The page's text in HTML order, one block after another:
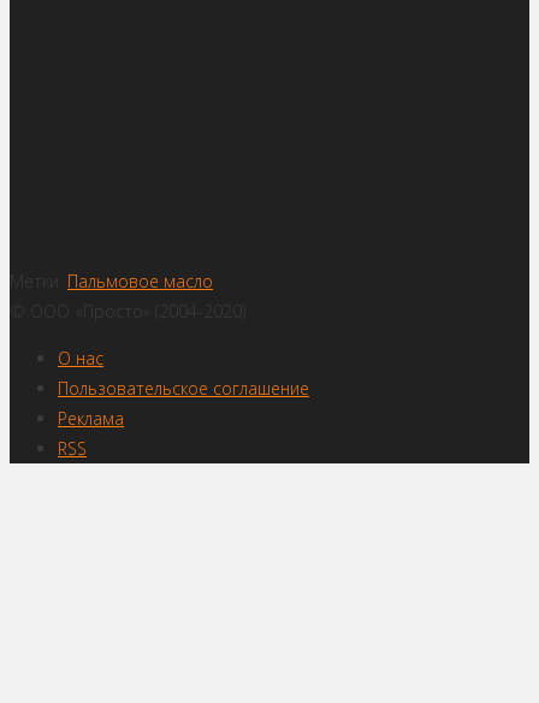
Метки: Пальмовое масло
© ООО «Просто» (2004-2020)
О нас
Пользовательское соглашение
Реклама
RSS